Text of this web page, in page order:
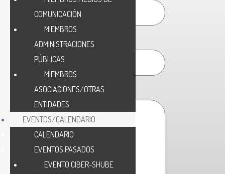
Asunto/Subject *
Mensaje/Message *
COMUNICACIÓN
MIEMBROS
ADMINISTRACIONES
PÚBLICAS
MIEMBROS
ASOCIACIONES/OTRAS
ENTIDADES
EVENTOS/CALENDARIO
CALENDARIO
EVENTOS PASADOS
EVENTO CIBER-SHUBE